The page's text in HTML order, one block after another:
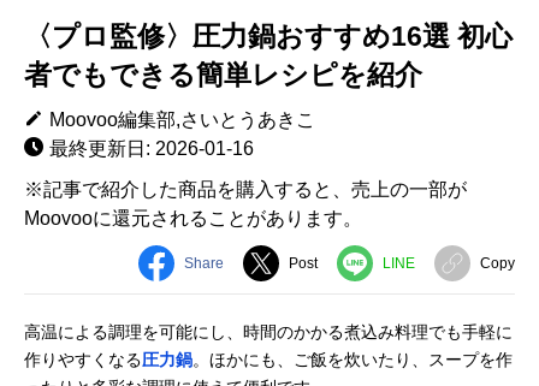
〈プロ監修〉圧力鍋おすすめ16選 初心
者でもできる簡単レシピを紹介
Moovoo編集部,さいとうあきこ
最終更新日: 2026-01-16
※記事で紹介した商品を購入すると、売上の一部が
Moovooに還元されることがあります。
Share Post LINE Copy
高温による調理を可能にし、時間のかかる煮込み料理でも手軽に
作りやすくなる圧力鍋。ほかにも、ご飯を炊いたり、スープを作